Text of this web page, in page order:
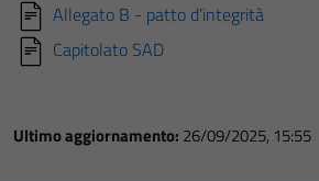
Allegato B - patto d'integrità
Capitolato SAD
Ultimo aggiornamento: 26/09/2025, 15:55